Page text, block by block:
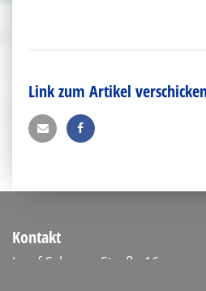
Link zum Artikel
Kontakt
Josef-Schwarz-Straße 16